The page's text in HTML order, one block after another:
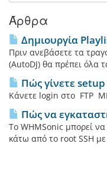
Άρθρα
Δημιουργία
Πριν ανεβάσετε τα
(AutoDJ) θα πρέπει όλα
Πώς γίνετε
Κάνετε login στο FTP
Πώς να
Το WHMSonic μπορεί
κάτω από το root SSH